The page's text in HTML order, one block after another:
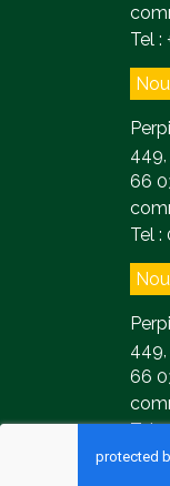
Tel :
449,
66
Tel
449,
66
Tel :